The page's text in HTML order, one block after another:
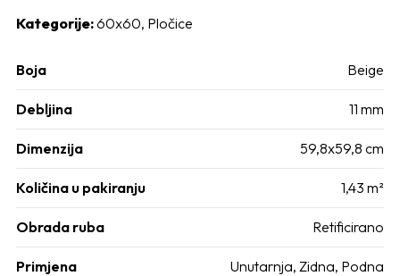
Kategorije:60x60, Pločice
Boja Beige
Debljina 11 mm
Dimenzija 59,8x59,8 cm
Količina u pakiranju 1,43 m²
Obrada ruba Retificirano
Primjena Unutarnja, Zidna, Podna